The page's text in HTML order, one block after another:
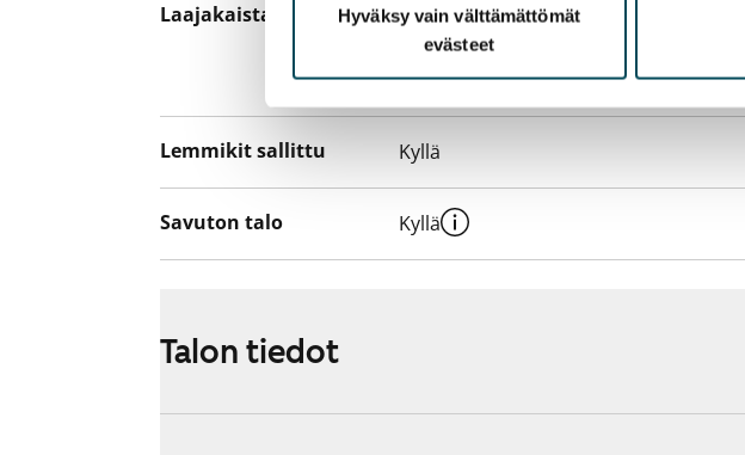
Hyväksy vain välttämättömät
evästeet
Laajakaista
Vuokraan sisältyy 50 M
hankkia lisänopeutta etuhintaan
yhteyttä operaattoriin Elisa.
Lemmikit sallittu Kyllä
Savuton talo Kyllä
Talon tiedot